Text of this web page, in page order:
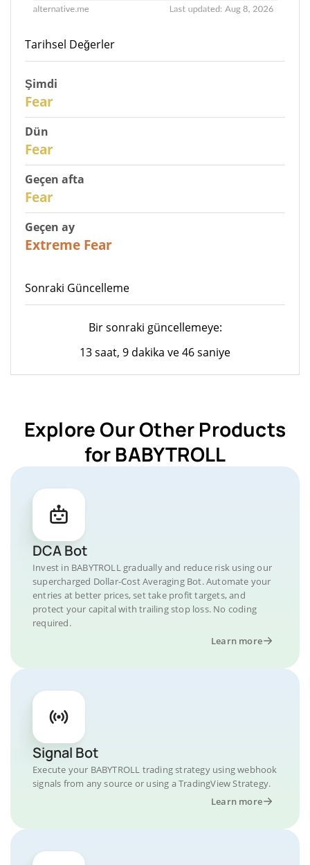
Tarihsel Değerler
Şimdi
Fear
Dün
Fear
Geçen afta
Fear
Geçen ay
Extreme Fear
Sonraki Güncelleme
Bir sonraki güncellemeye:
13 saat, 9 dakika ve 46 saniye
Explore Our Other Products
for BABYTROLL
DCA Bot
Invest in BABYTROLL gradually and reduce risk using our
supercharged Dollar-Cost Averaging Bot. Automate your
entries at better prices, set take profit targets, and
protect your capital with trailing stop loss. No coding
required.
Learn more
Signal Bot
Execute your BABYTROLL trading strategy using webhook
signals from any source or using a TradingView Strategy.
Learn more